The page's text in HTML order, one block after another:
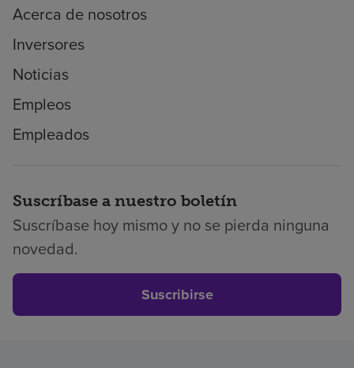
Acerca de nosotros
Inversores
Noticias
Empleos
Empleados
Suscríbase a nuestro boletín
Suscríbase hoy mismo y no se pierda ninguna
novedad.
Suscribirse